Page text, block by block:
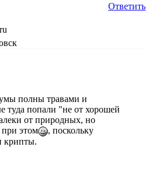
Ответить
полны травами и
туда попали "не от хорошей
от природных, но
этом
, поскольку
крипты.